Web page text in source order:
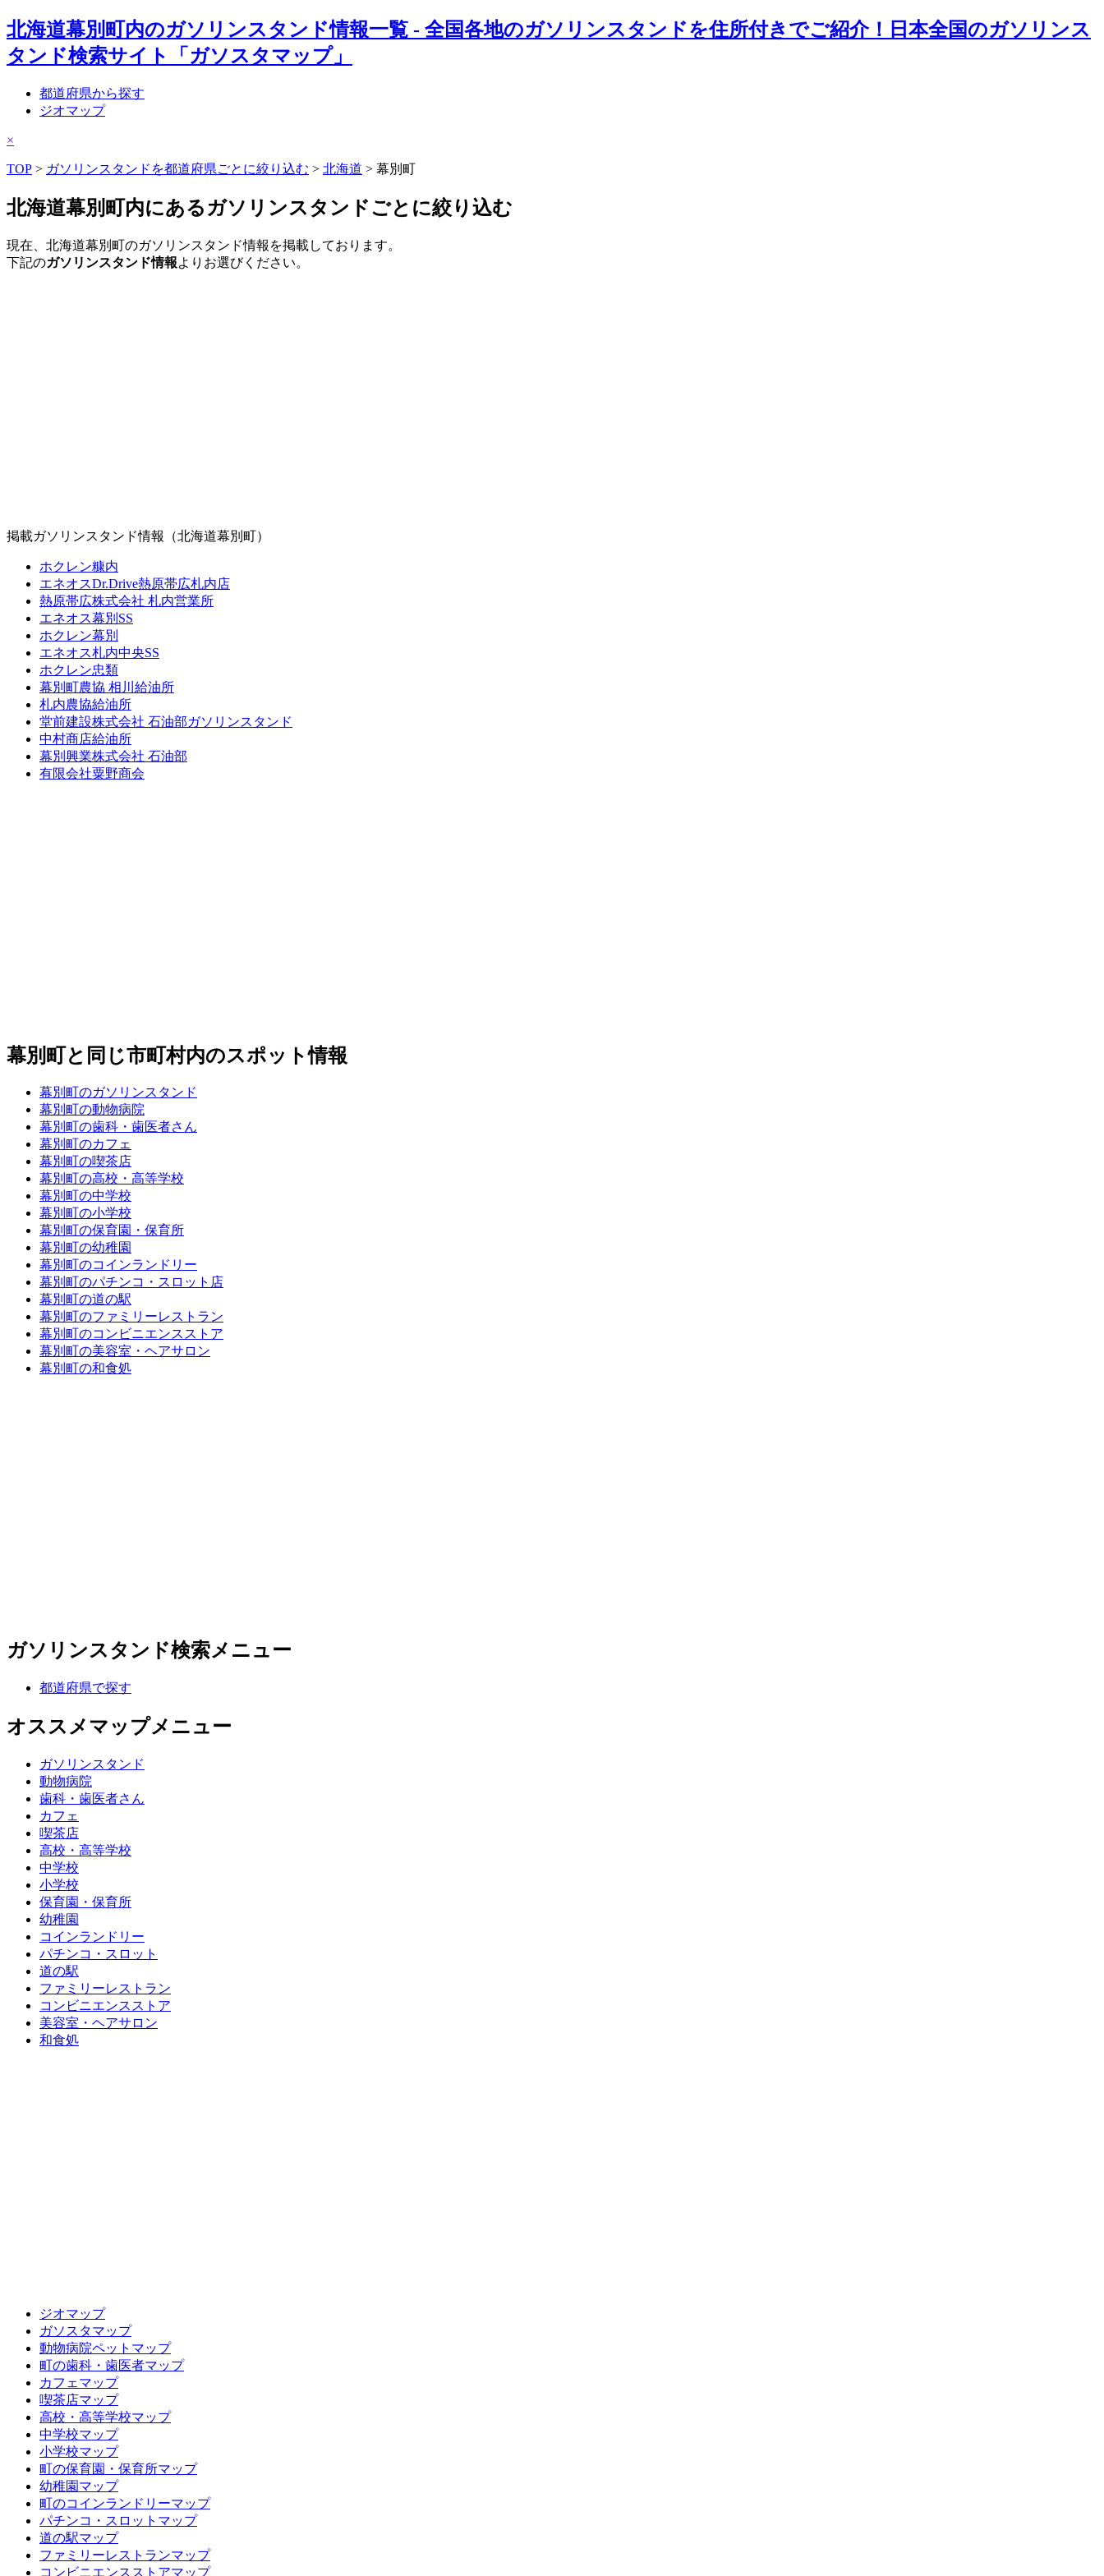
北海道幕別町内のガソリンスタンド情報一覧 - 全国各地のガソリンスタンドを住所付きでご紹介！日本全国のガソリンス
タンド検索サイト「ガソスタマップ」
都道府県から探す
ジオマップ
×
TOP > ガソリンスタンドを都道府県ごとに絞り込む > 北海道 > 幕別町
北海道幕別町内にあるガソリンスタンドごとに絞り込む
現在、北海道幕別町のガソリンスタンド情報を掲載しております。
下記のガソリンスタンド情報よりお選びください。
掲載ガソリンスタンド情報（北海道幕別町）
ホクレン糠内
エネオスDr.Drive熱原帯広札内店
熱原帯広株式会社 札内営業所
エネオス幕別SS
ホクレン幕別
エネオス札内中央SS
ホクレン忠類
幕別町農協 相川給油所
札内農協給油所
堂前建設株式会社 石油部ガソリンスタンド
中村商店給油所
幕別興業株式会社 石油部
有限会社粟野商会
幕別町と同じ市町村内のスポット情報
幕別町のガソリンスタンド
幕別町の動物病院
幕別町の歯科・歯医者さん
幕別町のカフェ
幕別町の喫茶店
幕別町の高校・高等学校
幕別町の中学校
幕別町の小学校
幕別町の保育園・保育所
幕別町の幼稚園
幕別町のコインランドリー
幕別町のパチンコ・スロット店
幕別町の道の駅
幕別町のファミリーレストラン
幕別町のコンビニエンスストア
幕別町の美容室・ヘアサロン
幕別町の和食処
ガソリンスタンド検索メニュー
都道府県で探す
オススメマップメニュー
ガソリンスタンド
動物病院
歯科・歯医者さん
カフェ
喫茶店
高校・高等学校
中学校
小学校
保育園・保育所
幼稚園
コインランドリー
パチンコ・スロット
道の駅
ファミリーレストラン
コンビニエンスストア
美容室・ヘアサロン
和食処
ジオマップ
ガソスタマップ
動物病院ペットマップ
町の歯科・歯医者マップ
カフェマップ
喫茶店マップ
高校・高等学校マップ
中学校マップ
小学校マップ
町の保育園・保育所マップ
幼稚園マップ
町のコインランドリーマップ
パチンコ・スロットマップ
道の駅マップ
ファミリーレストランマップ
コンビニエンスストアマップ